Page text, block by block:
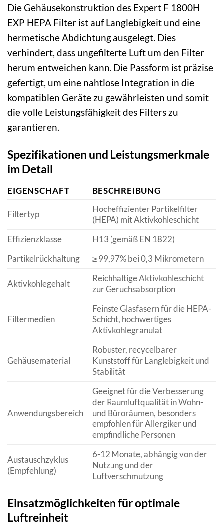
Die Gehäusekonstruktion des Expert F 1800H
EXP HEPA Filter ist auf Langlebigkeit und eine
hermetische Abdichtung ausgelegt. Dies
verhindert, dass ungefilterte Luft um den Filter
herum entweichen kann. Die Passform ist präzise
gefertigt, um eine nahtlose Integration in die
kompatiblen Geräte zu gewährleisten und somit
die volle Leistungsfähigkeit des Filters zu
garantieren.
Spezifikationen und Leistungsmerkmale
im Detail
EIGENSCHAFT BESCHREIBUNG
Filtertyp
Hocheffizienter Partikelfilter
(HEPA) mit Aktivkohleschicht
Effizienzklasse
H13 (gemäß EN 1822)
Partikelrückhaltung
≥ 99,97% bei 0,3 Mikrometern
Aktivkohlegehalt
Reichhaltige Aktivkohleschicht
zur Geruchsabsorption
Filtermedien
Feinste Glasfasern für die HEPA-
Schicht, hochwertiges
Aktivkohlegranulat
Gehäusematerial
Robuster, recycelbarer
Kunststoff für Langlebigkeit und
Stabilität
Anwendungsbereich
Geeignet für die Verbesserung
der Raumluftqualität in Wohn-
und Büroräumen, besonders
empfohlen für Allergiker und
empfindliche Personen
Austauschzyklus
(Empfehlung)
6-12 Monate, abhängig von der
Nutzung und der
Luftverschmutzung
Einsatzmöglichkeiten für optimale
Luftreinheit